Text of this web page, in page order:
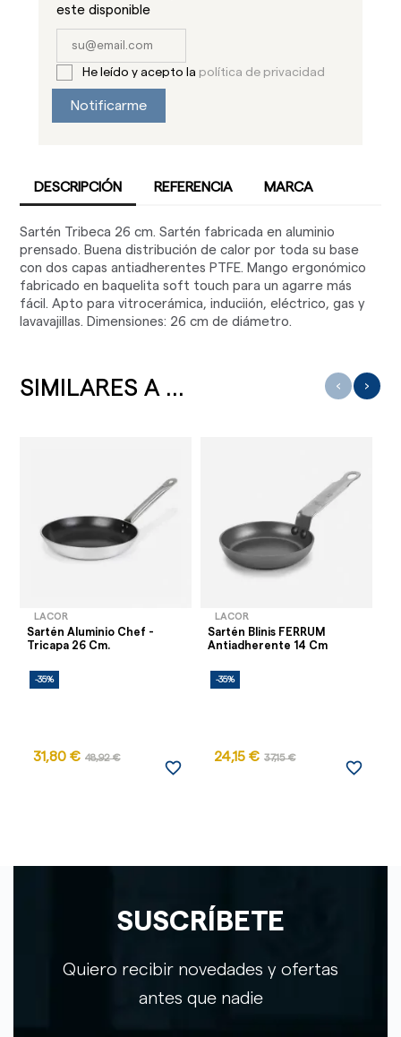
este disponible
He leído y acepto la política de privacidad
Notificarme
DESCRIPCIÓN REFERENCIA MARCA
Sartén Tribeca 26 cm. Sartén fabricada en aluminio
prensado. Buena distribución de calor por toda su base
con dos capas antiadherentes PTFE. Mango ergonómico
fabricado en baquelita soft touch para un agarre más
fácil. Apto para vitrocerámica, induciión, eléctrico, gas y
lavavajillas. Dimensiones: 26 cm de diámetro.
SIMILARES A ...
LACOR
Sartén Aluminio Chef -
Tricapa 26 Cm.
-35%
31,80 € 48,92 €
favorite_border
LACOR
Sartén Blinis FERRUM
Antiadherente 14 Cm
-35%
24,15 € 37,15 €
favorite_border
‹ ›
SUSCRÍBETE
Quiero recibir novedades y ofertas
antes que nadie